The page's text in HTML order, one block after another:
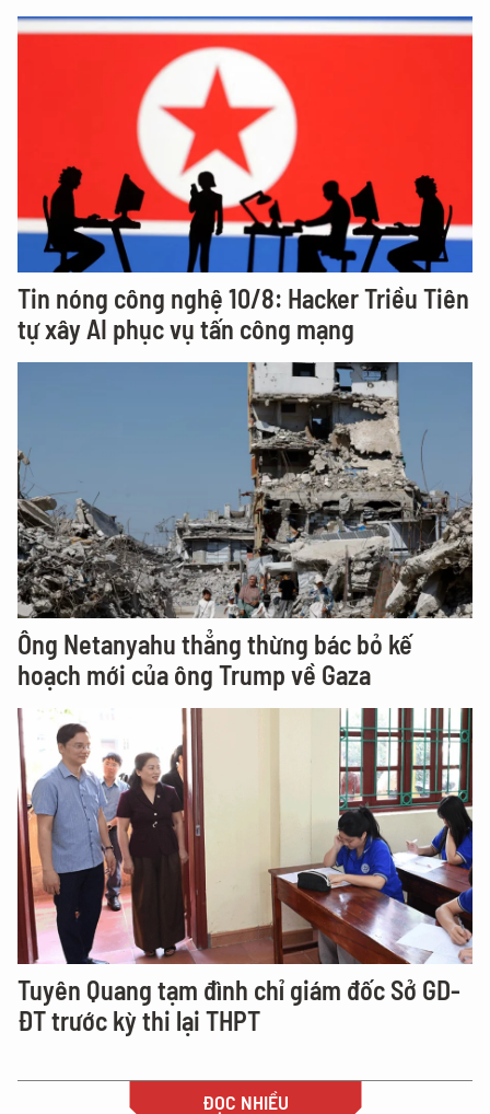
Tin nóng công nghệ 10/8: Hacker Triều Tiên
tự xây AI phục vụ tấn công mạng
Ông Netanyahu thẳng thừng bác bỏ kế
hoạch mới của ông Trump về Gaza
Tuyên Quang tạm đình chỉ giám đốc Sở GD-
ĐT trước kỳ thi lại THPT
ĐỌC NHIỀU